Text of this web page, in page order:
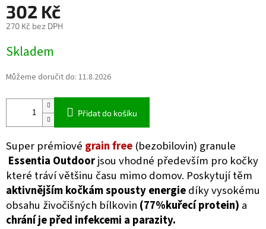
302 Kč
270 Kč bez DPH
cena:
Skladem
Můžeme doručit do: 11.8.2026
Přidat do košíku
Super prémiové grain free (bezobilovin) granule
Essentia Outdoorjsou vhodné především pro kočky
které tráví většinu času mimo domov. Poskytují těm
aktivnějším kočkám spousty energiedíky vysokému
obsahu živočišných bílkovin (77%kuřecí protein) a
chrání je před infekcemi a parazity.